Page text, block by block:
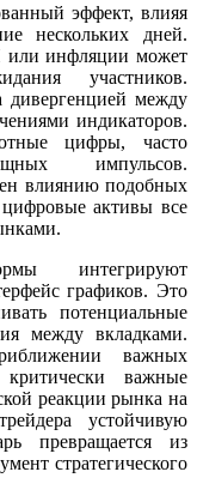
эффект, влияя
нескольких дней.
или инфляции может
участников.
дивергенцией между
индикаторов.
цифры, часто
импульсов.
влиянию подобных
активы все
интегрируют
графиков. Это
потенциальные
между вкладками.
важных
важные
реакции рынка на
устойчивую
превращается из
стратегического